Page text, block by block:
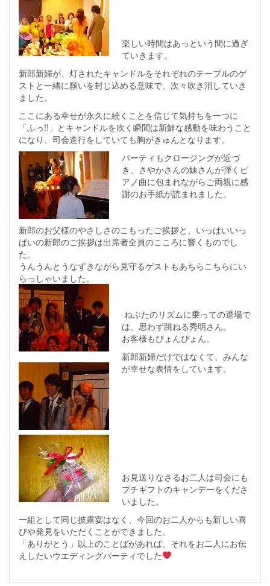
楽しい時間はあっという間に過ぎ
ていきます。
新郎新婦が、灯されたキャンドルをそれぞれのテーブルのゲ
ストと一緒に願いを封じ込める意味で、次々吹き消していき
ました。
ここにある幸せが永久に続くことを信じて気持ちを一つに
「ふっ!!」とキャンドルを吹く瞬間は新鮮な感動を味わうこと
になり、司会進行をしていても胸がきゅんとなります。
パーティもクロージングが近づ
き、さやかさんの妹さんが弾くピ
アノ曲に包まれながらご両親に感
謝のお手紙が読まれました。
新郎のお父様のやさしさのこもったご挨拶と、いっぱいいっ
ぱいの新郎のご挨拶は出席者全員のこころに響くものでし
た。
うんうんとうなずきながら見守るゲストもあちらこちらにい
らっしゃいました。
ねぶたのリズムに乗っての退場で
は、思わず跳ねる秀明さん。
お客様もぴょんぴょん。
新郎新婦だけではなくて、みんな
が幸せな表情をしています。
お見送りなさるお二人は司会にも
プチギフトのキャンデーをくださ
いました。
一組として同じ披露宴はなく、今回のお二人からも新しい喜
びや発見をいただくことができました。
「ありがとう」以上のことばがあれば、それをお二人にお伝
えしたいウエディングパーティでした